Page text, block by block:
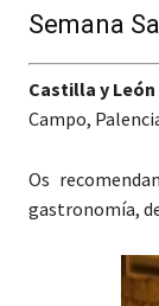
Semana
Castilla y León
Campo,
Os
gastronomía,